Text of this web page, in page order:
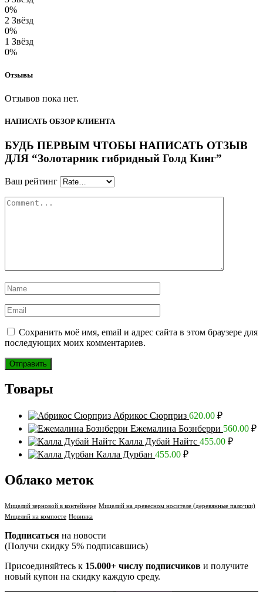
0%
2 Звёзд
0%
1 Звёзд
0%
Отзывы
Отзывов пока нет.
НАПИСАТЬ ОБЗОР КЛИЕНТА
БУДЬ ПЕРВЫМ ЧТОБЫ НАПИСАТЬ ОТЗЫВ
ДЛЯ “Золотарник гибридный Голд Кинг”
Ваш рейтинг
Сохранить моё имя, email и адрес сайта в этом браузере для
последующих моих комментариев.
Товары
Абрикос Сюрприз 620.00 ₽
Ежемалина Бознберри 560.00 ₽
Калла Дубай Найтс 455.00 ₽
Калла Дурбан 455.00 ₽
Облако меток
Мицелий зерновой в контейнере Мицелий на древесном носителе (деревянные палочки)
Мицелий на компосте Новинка
Подписаться на новости
(Получи скидку 5% подписавшись)
Присоединяйтесь к 15.000+ числу подписчиков и получите
новый купон на скидку каждую среду.